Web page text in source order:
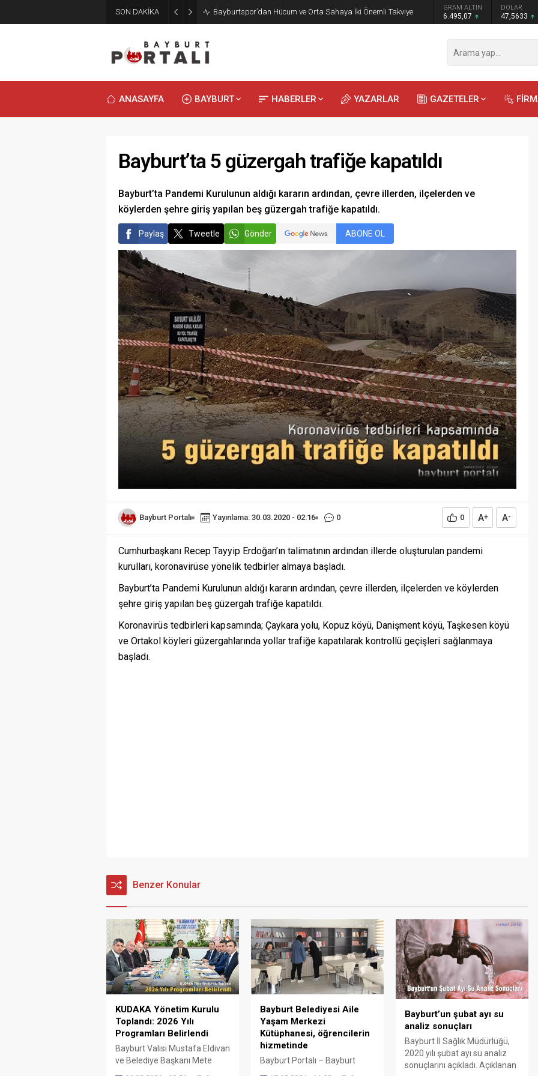
SON DAKİKA Bayburt’ta Minik Öğrencilere Jandarma Mesleği TanıtıldıGRAM ALTIN
6.495,07
DOLAR
47,5633
EURO
54,9784
ANASAYFA BAYBURT HABERLER YAZARLAR GAZETELER
Bayburt’ta 5 güzergah trafiğe kapatıldı
Bayburt’ta Pandemi Kurulunun aldığı kararın ardından, çevre illerden, ilçelerden ve
köylerden şehre giriş yapılan beş güzergah trafiğe kapatıldı.
Paylaş Tweetle Gönder ABONE OL
Bayburt Portalı Yayınlama: 30.03.2020 - 02:16 0 0 A+ A-
Cumhurbaşkanı Recep Tayyip Erdoğan’ın talimatının ardından illerde oluşturulan pandemi
kurulları, koronavirüse yönelik tedbirler almaya başladı.
Bayburt’ta Pandemi Kurulunun aldığı kararın ardından, çevre illerden, ilçelerden ve köylerden
şehre giriş yapılan beş güzergah trafiğe kapatıldı.
Koronavirüs tedbirleri kapsamında; Çaykara yolu, Kopuz köyü, Danişment köyü, Taşkesen köyü
ve Ortakol köyleri güzergahlarında yollar trafiğe kapatılarak kontrollü geçişleri sağlanmaya
başladı.
Benzer Konular
KUDAKA Yönetim Kurulu
Toplandı: 2026 Yılı
Programları Belirlendi
Bayburt Valisi Mustafa Eldivan
ve Belediye Başkanı Mete
Bayburt Belediyesi Aile
Yaşam Merkezi
Kütüphanesi, öğrencilerin
hizmetinde
Bayburt Portalı – Bayburt
Bayburt’un şubat ayı su
analiz sonuçları
Bayburt İl Sağlık Müdürlüğü,
2020 yılı şubat ayı su analiz
sonuçlarını açıkladı. Açıklanan
Duyularla mı, Duygularla mı
Öğrenme, istisnasız tüm
toplumların gelişiminde ve
değişiminde geniş yer etmiş
hayati öneme sahip bir olgu
olarak tarih boyunca konu olmuş
temel bir insan işlevidir. Öğrenme
eğitim bilimcilerce kişinin çevresi
ile etkileşimi sonucunda meydana
gelen kalıcı izli bilişsel, duyuşsal
ve davranışsal...